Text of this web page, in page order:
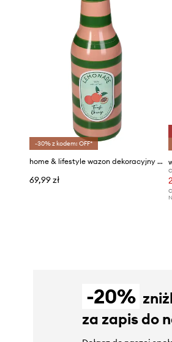
-30% z kodem: OFF*
home & lifestyle wazon dekoracyjny 24 x 6,5 x 6,5 cm
69,99 zł
-20%
za zapis do